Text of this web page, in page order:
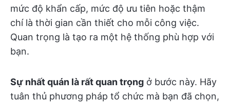
mức độ khẩn cấp, mức độ ưu tiên hoặc thậm
chí là thời gian cần thiết cho mỗi công việc.
Quan trọng là tạo ra một hệ thống phù hợp với
bạn.
Sự nhất quán là rất quan trọng ở bước này. Hãy
tuân thủ phương pháp tổ chức mà bạn đã chọn,